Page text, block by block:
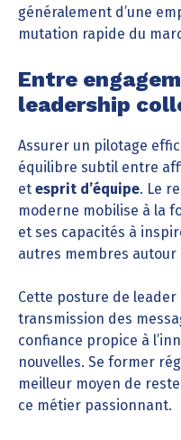
généralement d’une
mutation rapide du
Entre
leadership
Assurer un pilotage
équilibre subtil entre
et esprit d’équipe. Le
moderne mobilise à la
et ses capacités à
autres membres autour
Cette posture de
transmission des
confiance propice à
nouvelles. Se former
meilleur moyen de
ce métier passionnant.